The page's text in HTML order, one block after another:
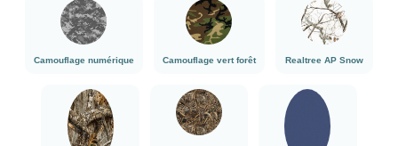
Camouflage numérique
###Camouflage numérique###LensCoat
Camouflage vert forêt
###Camouflage vert forêt###LensCoat
Realtree AP Snow
###Realtree AP
###Realtree Edge###LensCoat###Realtree Max5###LensCoatBleu marine